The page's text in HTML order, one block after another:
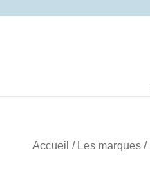
Accueil / Les marques /